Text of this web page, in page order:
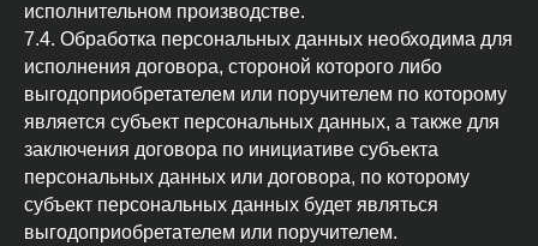
исполнительном производстве.
7.4. Обработка персональных данных необходима для
исполнения договора, стороной которого либо
выгодоприобретателем или поручителем по которому
является субъект персональных данных, а также для
заключения договора по инициативе субъекта
персональных данных или договора, по которому
субъект персональных данных будет являться
выгодоприобретателем или поручителем.